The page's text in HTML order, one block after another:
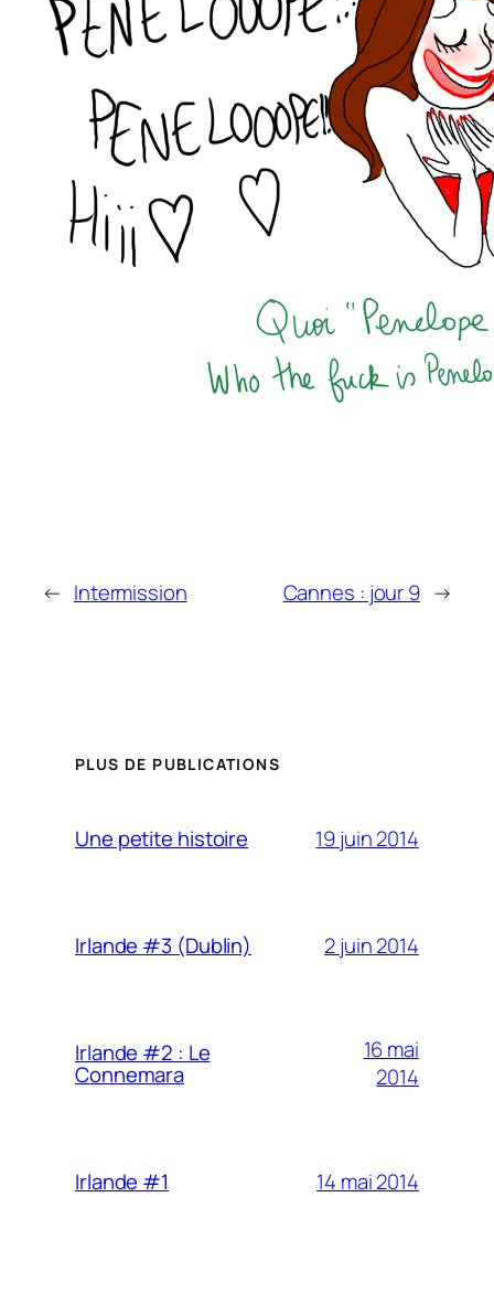
← Intermission Cannes : jour 9 →
PLUS DE PUBLICATIONS
Une petite histoire 19 juin 2014
Irlande #3 (Dublin) 2 juin 2014
Irlande #2 : Le
Connemara
16 mai
2014
Irlande #1 14 mai 2014